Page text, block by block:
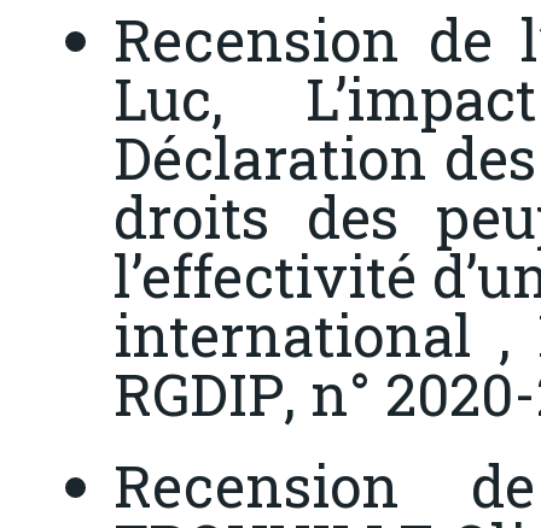
Recension de
Luc,
Déclaration
droits des
l’effectivité
international ,
RGDIP, n°
Recension